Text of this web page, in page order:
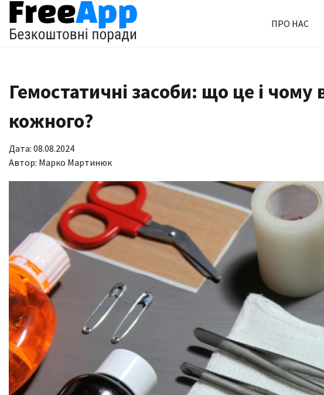
Перейти
до
вмісту
ПРО НАС
Гемостатичні засоби: що це і чому
кожного?
Дата: 08.08.2024
Автор: Марко Мартинюк